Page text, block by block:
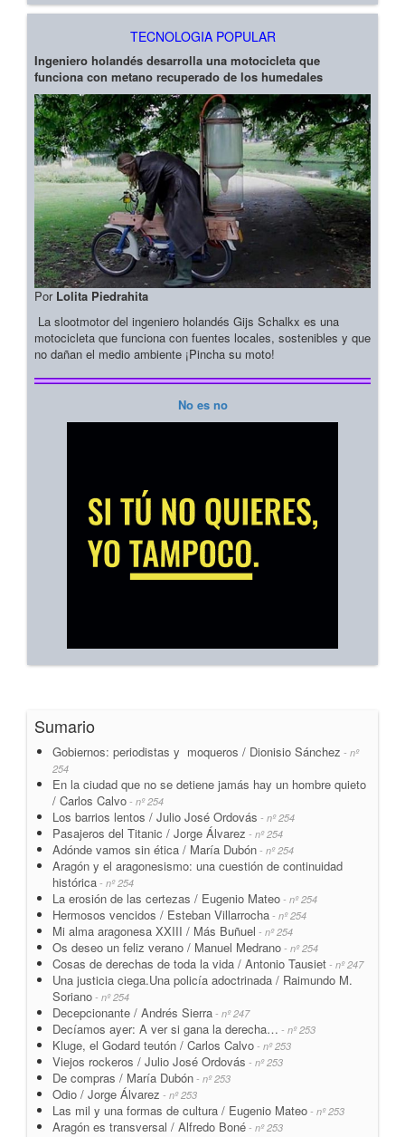
TECNOLOGIA POPULAR
Ingeniero holandés desarrolla una motocicleta que
funciona con metano recuperado de los humedales
Por Lolita Piedrahita
La slootmotor del ingeniero holandés Gijs Schalkx es una
motocicleta que funciona con fuentes locales, sostenibles y que
no dañan el medio ambiente ¡Pincha su moto!
No es no
Sumario
Gobiernos: periodistas y moqueros / Dionisio Sánchez - nº
254
En la ciudad que no se detiene jamás hay un hombre quieto
/ Carlos Calvo - nº 254
Los barrios lentos / Julio José Ordovás - nº 254
Pasajeros del Titanic / Jorge Álvarez - nº 254
Adónde vamos sin ética / María Dubón - nº 254
Aragón y el aragonesismo: una cuestión de continuidad
histórica - nº 254
La erosión de las certezas / Eugenio Mateo - nº 254
Hermosos vencidos / Esteban Villarrocha - nº 254
Mi alma aragonesa XXIII / Más Buñuel - nº 254
Os deseo un feliz verano / Manuel Medrano - nº 254
Cosas de derechas de toda la vida / Antonio Tausiet - nº 247
Una justicia ciega.Una policía adoctrinada / Raimundo M.
Soriano - nº 254
Decepcionante / Andrés Sierra - nº 247
Decíamos ayer: A ver si gana la derecha… - nº 253
Kluge, el Godard teutón / Carlos Calvo - nº 253
Viejos rockeros / Julio José Ordovás - nº 253
De compras / María Dubón - nº 253
Odio / Jorge Álvarez - nº 253
Las mil y una formas de cultura / Eugenio Mateo - nº 253
Aragón es transversal / Alfredo Boné - nº 253